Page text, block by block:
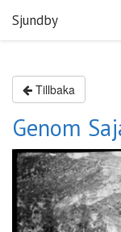
Sjundby
Tillbaka
Genom